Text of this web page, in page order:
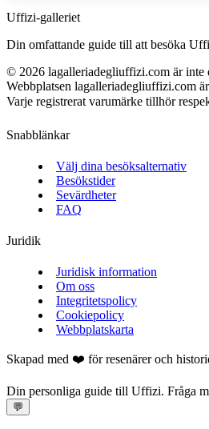
Uffizi-galleriet
Din omfattande guide till att besöka
© 2026 lagalleriadegliuffizi.com är
Webbplatsen lagalleriadegliuffizi.com
Varje registrerat varumärke tillhör
Snabblänkar
Välj dina besöksalternativ
Besökstider
Sevärdheter
FAQ
Juridik
Juridisk information
Om oss
Integritetspolicy
Cookiepolicy
Webbplatskarta
Skapad med ❤️ för resenärer och
Din personliga guide till Uffizi. Fråga
💬